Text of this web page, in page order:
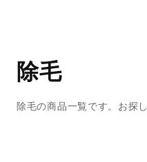
除毛
除毛の商品一覧です。お探